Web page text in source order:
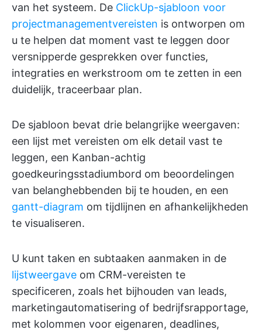
van het systeem. De ClickUp-sjabloon voor
projectmanagementvereisten is ontworpen om
u te helpen dat moment vast te leggen door
versnipperde gesprekken over functies,
integraties en werkstroom om te zetten in een
duidelijk, traceerbaar plan.
De sjabloon bevat drie belangrijke weergaven:
een lijst met vereisten om elk detail vast te
leggen, een Kanban-achtig
goedkeuringsstadiumbord om beoordelingen
van belanghebbenden bij te houden, en een
gantt-diagram om tijdlijnen en afhankelijkheden
te visualiseren.
U kunt taken en subtaaken aanmaken in de
lijstweergave om CRM-vereisten te
specificeren, zoals het bijhouden van leads,
marketingautomatisering of bedrijfsrapportage,
met kolommen voor eigenaren, deadlines,